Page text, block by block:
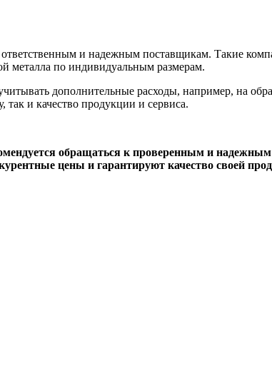
и надежным поставщикам. Такие
металла по индивидуальным размерам.
дополнительные расходы, например, на
так и качество продукции и сервиса.
обращаться к проверенным и
цены и гарантируют качество своей